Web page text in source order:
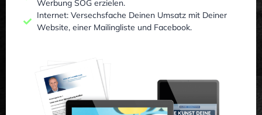
Werbung SOG erzielen.
Internet: Versechsfache Deinen Umsatz mit Deiner
Website, einer Mailingliste und Facebook.